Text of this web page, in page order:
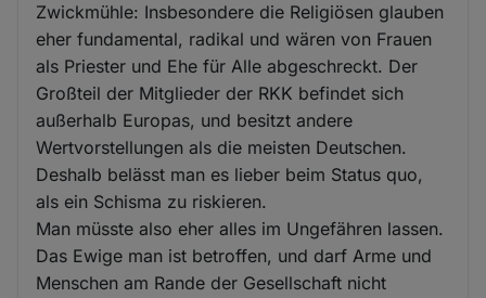
Zwickmühle: Insbesondere die Religiösen glauben
eher fundamental, radikal und wären von Frauen
als Priester und Ehe für Alle abgeschreckt. Der
Großteil der Mitglieder der RKK befindet sich
außerhalb Europas, und besitzt andere
Wertvorstellungen als die meisten Deutschen.
Deshalb belässt man es lieber beim Status quo,
als ein Schisma zu riskieren.
Man müsste also eher alles im Ungefähren lassen.
Das Ewige man ist betroffen, und darf Arme und
Menschen am Rande der Gesellschaft nicht